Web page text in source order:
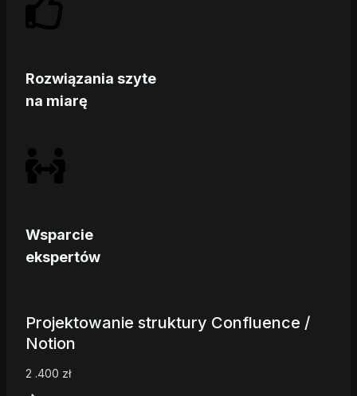
Rozwiązania szyte
na miarę
Wsparcie
ekspertów
Projektowanie struktury Confluence /
Notion
2 .400 zł